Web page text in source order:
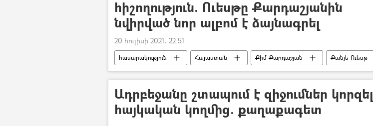
հիշողություն. Ուեսթը Քարդաշյանին
նվիրված նոր ալբոմ է ձայնագրել
20 հուլիսի 2021, 22:51
հասարակություն Հայաստան Քիմ Քարդաշյան
Քանյե Ուեսթ
ընտանիք
երգ
ամուսնալուծություն
Ամերիկահայ հեռուստաաստղ Քիմ Քարդաշյան
Ադրբեջանը շտապում է զիջումներ կորզել
հայկական կողմից. քաղաքագետ